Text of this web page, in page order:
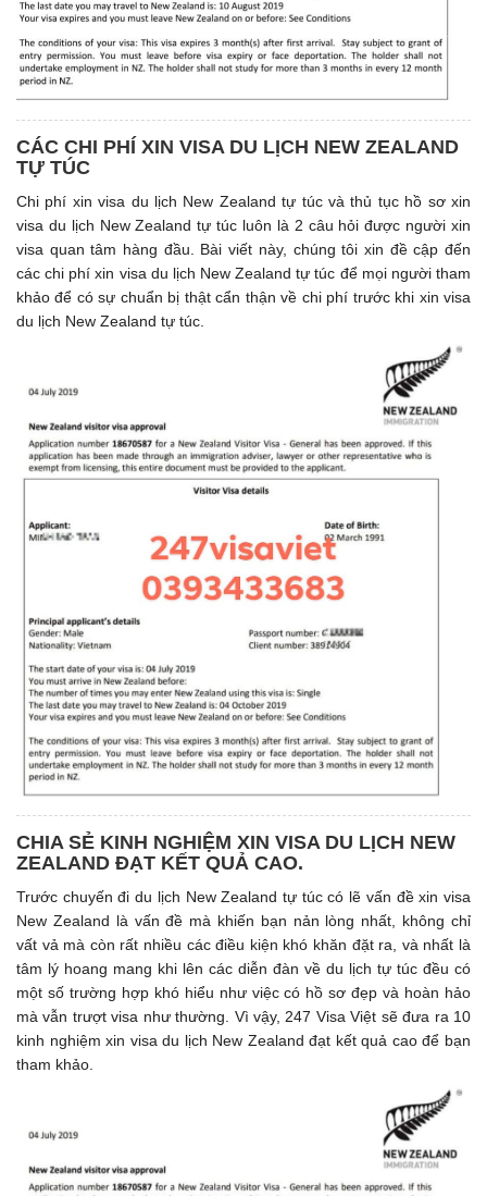
CÁC CHI PHÍ XIN VISA DU LỊCH NEW ZEALAND
TỰ TÚC
Chi phí xin visa du lịch New Zealand tự túc và thủ tục hồ sơ xin
visa du lịch New Zealand tự túc luôn là 2 câu hỏi được người xin
visa quan tâm hàng đầu. Bài viết này, chúng tôi xin đề cập đến
các chi phí xin visa du lịch New Zealand tự túc để mọi người tham
khảo để có sự chuẩn bị thật cẩn thận về chi phí trước khi xin visa
du lịch New Zealand tự túc.
CHIA SẺ KINH NGHIỆM XIN VISA DU LỊCH NEW
ZEALAND ĐẠT KẾT QUẢ CAO.
Trước chuyến đi du lịch New Zealand tự túc có lẽ vấn đề xin visa
New Zealand là vấn đề mà khiến bạn nản lòng nhất, không chỉ
vất vả mà còn rất nhiều các điều kiện khó khăn đặt ra, và nhất là
tâm lý hoang mang khi lên các diễn đàn về du lịch tự túc đều có
một số trường hợp khó hiểu như việc có hồ sơ đẹp và hoàn hảo
mà vẫn trượt visa như thường. Vì vậy, 247 Visa Việt sẽ đưa ra 10
kinh nghiệm xin visa du lịch New Zealand đạt kết quả cao để bạn
tham khảo.